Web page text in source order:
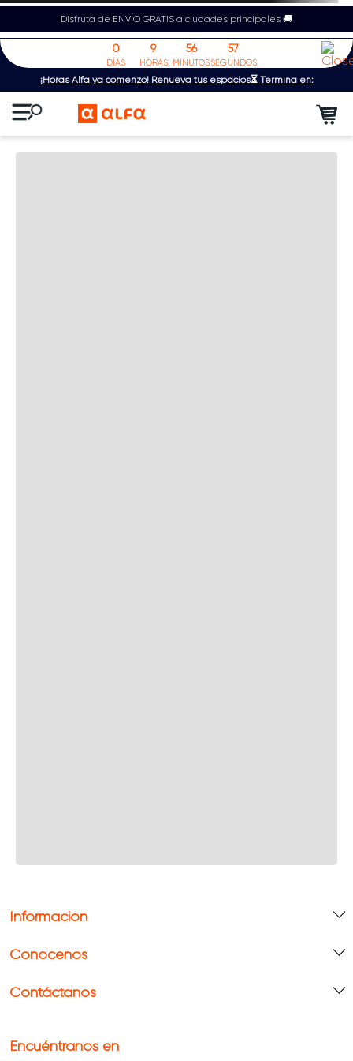
Disfruta de ENVÍO GRATIS a ciudades principales 🚚
¡Horas Alfa ya comenzó! Renueva tus espacios⏳ Termina en:
0
DÍAS
9
HORAS
56
MINUTOS
57
SEGUNDOS
Información
Conócenos
Contáctanos
Encuéntranos en